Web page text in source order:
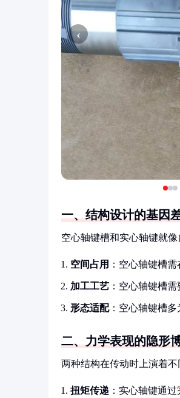
‹
一、结构设计的基因
空心轴键槽和实心轴键就
空间占用 ：空心轴键槽
加工工艺 ：空心轴键槽
形态适配：空心轴键槽
二、力学表现的隐形
两种结构在传动时上演着不
扭矩传递 ：实心轴键通